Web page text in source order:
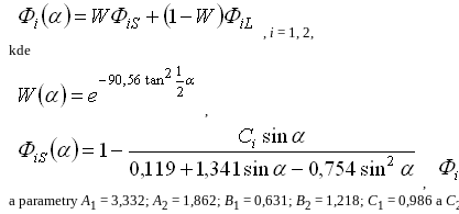
, i = 1, 2,
kde
,
,
a parametryA1 = 3,332;A2 = 1,862; B1 = 0,631; B2 = 1,218; C1 = 0,986 a C